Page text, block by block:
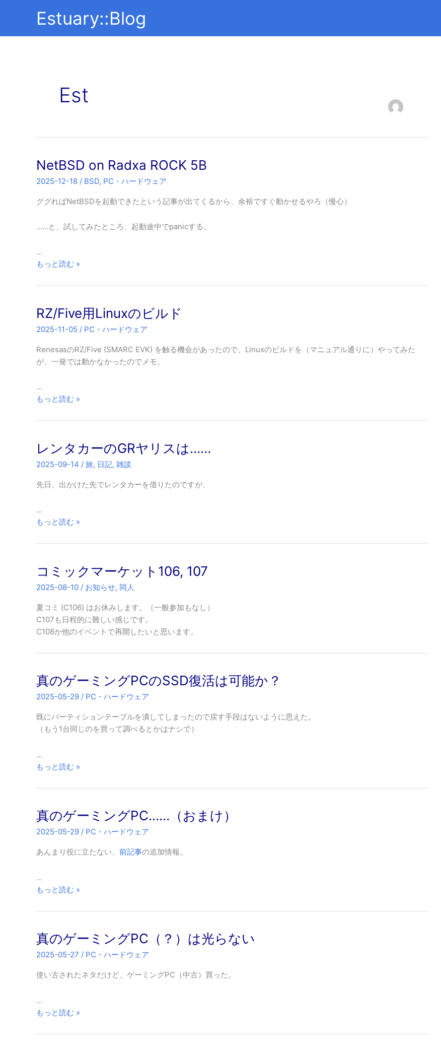
Estuary::Blog
Est
NetBSD on Radxa ROCK 5B
2025-12-18 / BSD, PC・ハードウェア
ググればNetBSDを起動できたという記事が出てくるから、余裕ですぐ動かせるやろ（慢心）
……と、試してみたところ、起動途中でpanicする。
…
NetBSD
Radxa
5B
もっと読む »
RZ/Five用Linuxのビルド
2025-11-05 / PC・ハードウェア
RenesasのRZ/Five (SMARC EVK) を触る機会があったので、Linuxのビルドを（マニュアル通りに）やってみた
が、一発では動かなかったのでメモ。
…
RZ/Five
Linux
ビ
もっと読む »
レンタカーのGRヤリスは……
2025-09-14 / 旅, 日記, 雑談
先日、出かけた先でレンタカーを借りたのですが、
…
レ
タ
ー
ヤ
リ
ス
もっと読む »
コミックマーケット106, 107
2025-08-10 / お知らせ, 同人
夏コミ (C106) はお休みします。（一般参加もなし）
C107も日程的に難しい感じです。
C108か他のイベントで再開したいと思います。
真のゲーミングPCのSSD復活は可能か？
2025-05-29 / PC・ハードウェア
既にパーティションテーブルを潰してしまったので戻す手段はないように思えた。
（もう1台同じのを買って調べるとかはナシで）
…
真
ゲ
ミ
PC
復
は
能
か？
もっと読む »
真のゲーミングPC……（おまけ）
2025-05-29 / PC・ハードウェア
あんまり役に立たない、 前記事の追加情報。
…
真
ゲ
ミ
PC……
け）
もっと読む »
真のゲーミングPC（？）は光らない
2025-05-27 / PC・ハードウェア
使い古されたネタだけど、ゲーミングPC（中古）買った。
…
真
ゲ
もっと読む »